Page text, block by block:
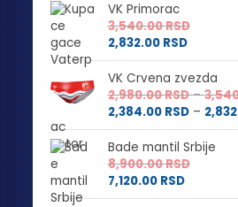
VK Primorac
3,540.00RSD
2,832.00 RSD
VK Crvena zvezda
2,980.00RSD –
2,384.00 RSD –
Bade mantil Srbije
8,900.00RSD
7,120.00 RSD